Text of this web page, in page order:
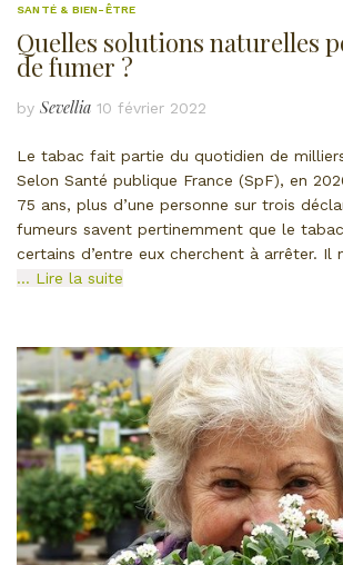
SANTÉ & BIEN-ÊTRE
Quelles solutions naturelles
de fumer ?
by Sevellia 10 février 2022
Le tabac fait partie du quotidien de
Selon Santé publique France (SpF), en
75 ans, plus d’une personne sur trois
fumeurs savent pertinemment que le
certains d’entre eux cherchent à arrêter. Il
… Lire la suite